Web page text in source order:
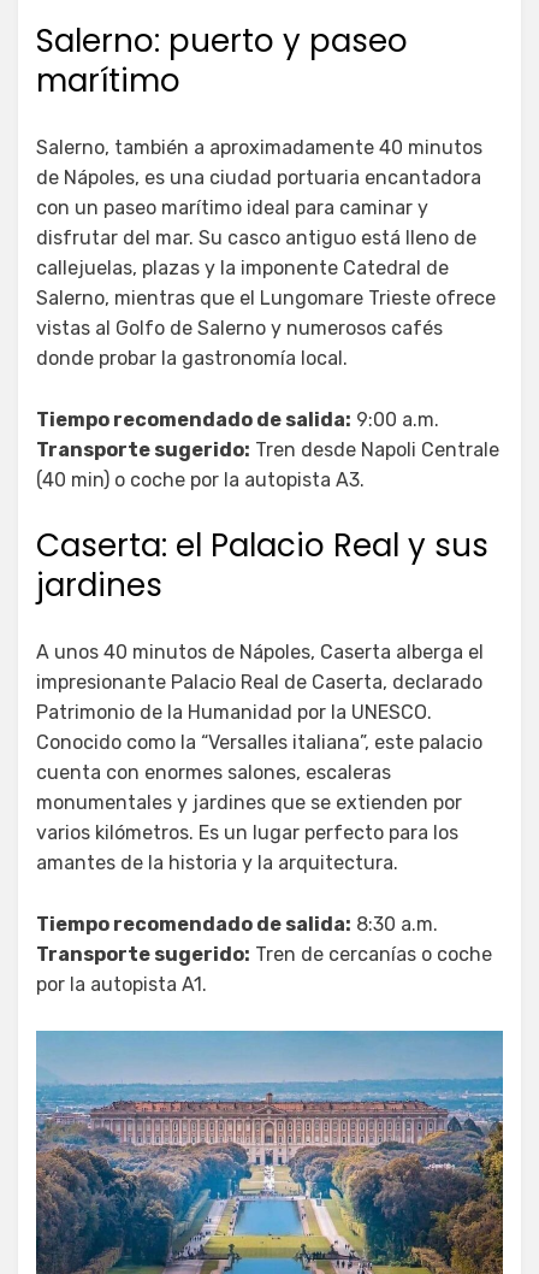
Salerno: puerto y paseo
marítimo
Salerno, también a aproximadamente 40 minutos
de Nápoles, es una ciudad portuaria encantadora
con un paseo marítimo ideal para caminar y
disfrutar del mar. Su casco antiguo está lleno de
callejuelas, plazas y la imponente Catedral de
Salerno, mientras que el Lungomare Trieste ofrece
vistas al Golfo de Salerno y numerosos cafés
donde probar la gastronomía local.
Tiempo recomendado de salida: 9:00 a.m.
Transporte sugerido: Tren desde Napoli Centrale
(40 min) o coche por la autopista A3.
Caserta: el Palacio Real y sus
jardines
A unos 40 minutos de Nápoles, Caserta alberga el
impresionante Palacio Real de Caserta, declarado
Patrimonio de la Humanidad por la UNESCO.
Conocido como la “Versalles italiana”, este palacio
cuenta con enormes salones, escaleras
monumentales y jardines que se extienden por
varios kilómetros. Es un lugar perfecto para los
amantes de la historia y la arquitectura.
Tiempo recomendado de salida: 8:30 a.m.
Transporte sugerido: Tren de cercanías o coche
por la autopista A1.